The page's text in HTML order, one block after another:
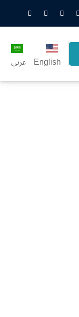
Snapchat
Twitter
LinkedIn
English عربي